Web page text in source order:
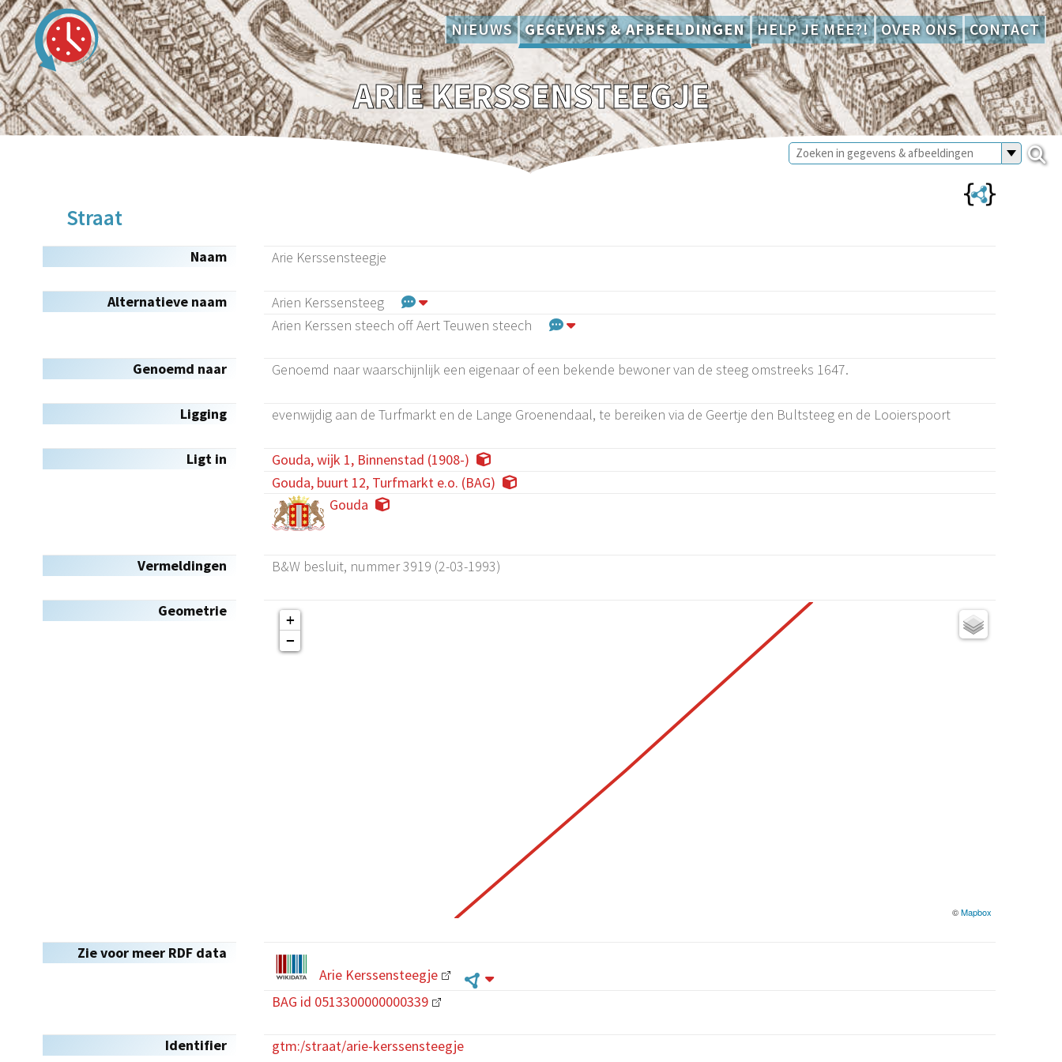
NIEUWS GEGEVENS & AFBEELDINGEN HELP JE MEE?! OVER ONS CONTACT
ARIE KERSSENSTEEGJE
Straat
Naam Arie Kerssensteegje
Alternatieve naam
Arien Kerssensteeg
Arien Kerssen steech off Aert Teuwen steech
Genoemd naar Genoemd naar waarschijnlijk een eigenaar of een bekende bewoner van de steeg omstreeks 1647.
Ligging evenwijdig aan de Turfmarkt en de Lange Groenendaal, te bereiken via de Geertje den Bultsteeg en de Looierspoort
Ligt in
Gouda, wijk 1, Binnenstad (1908-)
Gouda, buurt 12, Turfmarkt e.o. (BAG)
Gouda
Vermeldingen B&W besluit, nummer 3919 (2-03-1993)
Geometrie
+
−
©Mapbox
Zie voor meer RDF data
Arie Kerssensteegje
BAG id 0513300000000339
Identifier gtm:/straat/arie-kerssensteegje